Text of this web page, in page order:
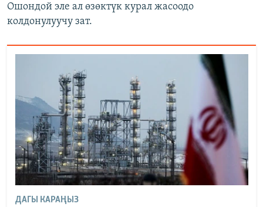
Ошондой эле ал өзөктүк курал жасоодо
колдонулуучу зат.
ДАГЫ КАРАҢЫЗ